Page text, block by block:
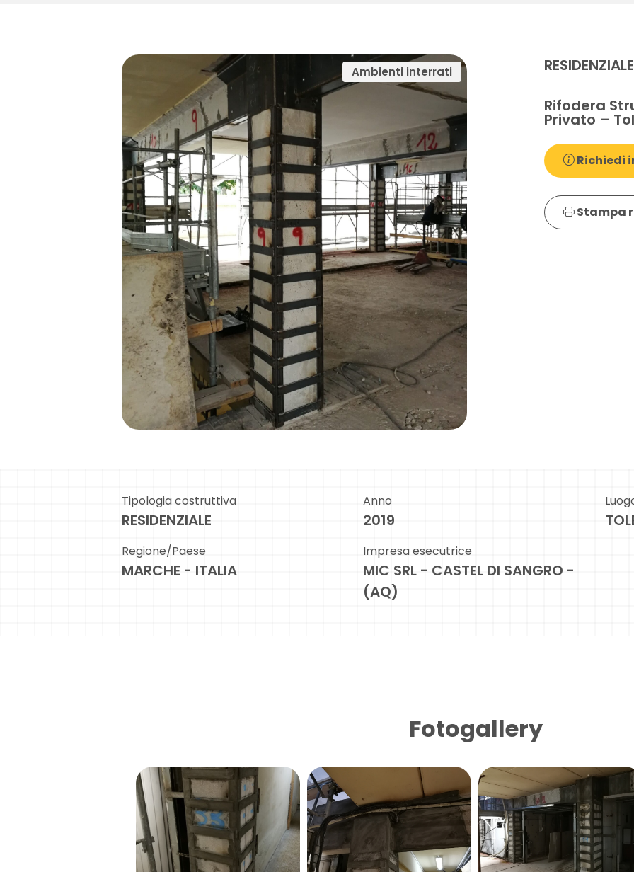
Ambienti interrati RESIDENZIALE
Rifodera
Privato –
Richiedi
Stampa
Tipologia costruttiva
RESIDENZIALE
Anno
2019
Regione/Paese
MARCHE - ITALIA
Impresa esecutrice
MIC SRL - CASTEL DI SANGRO -
(AQ)
Fotogallery